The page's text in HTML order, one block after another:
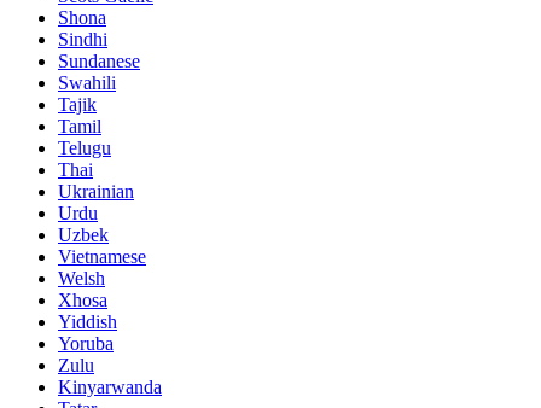
Shona
Sindhi
Sundanese
Swahili
Tajik
Tamil
Telugu
Thai
Ukrainian
Urdu
Uzbek
Vietnamese
Welsh
Xhosa
Yiddish
Yoruba
Zulu
Kinyarwanda